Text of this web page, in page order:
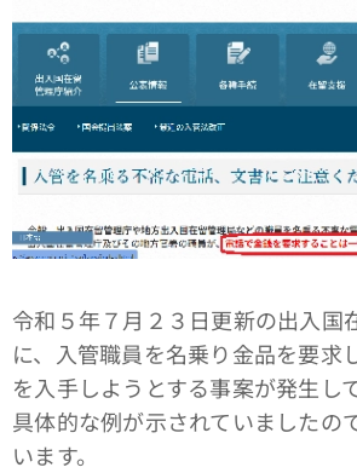
令和５年７月２３日更新の出入国
に、入管職員を名乗り金品を要求
を入手しようとする事案が発生し
具体的な例が示されていましたの
います。